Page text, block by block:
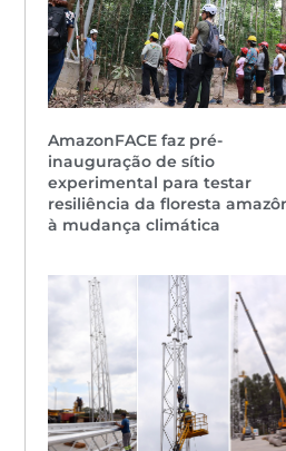
AmazonFACE faz pré-
inauguração de sítio
experimental para testar
resiliência da floresta
à mudança climática